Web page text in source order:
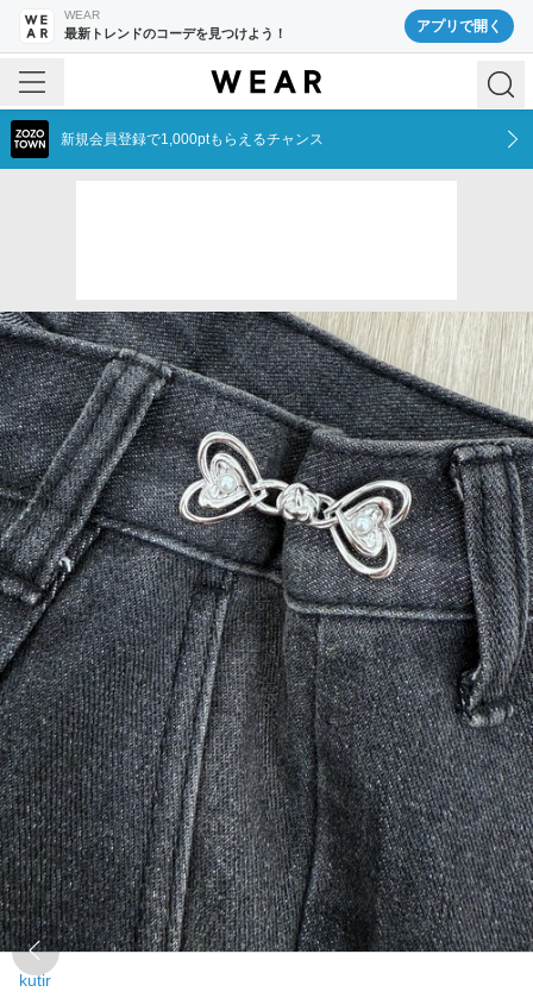
WEAR
最新トレンドのコーデを見つけよう！ アプリで開く
新規会員登録で1,000ptもらえるチャンス
kutir